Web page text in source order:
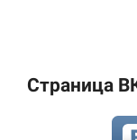
Страница